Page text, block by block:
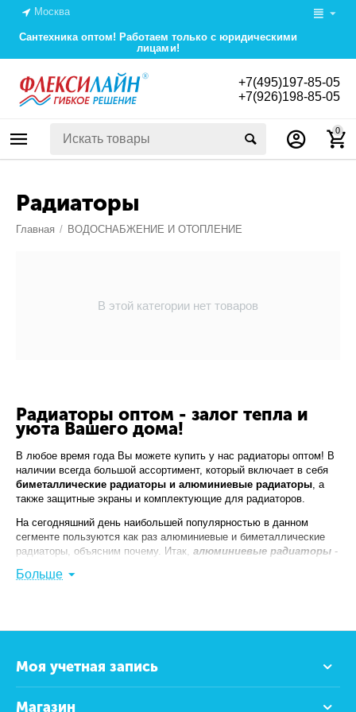
Москва
Сантехника оптом! Работаем только с юридическими
лицами!
+7(495)197-85-05
+7(926)198-85-05
0
Радиаторы
Главная / ВОДОСНАБЖЕНИЕ И ОТОПЛЕНИЕ
Радиаторы оптом - залог тепла и
уюта Вашего дома!
В любое время года Вы можете купить у нас радиаторы оптом! В
наличии всегда большой ассортимент, который включает в себя
биметаллические радиаторы и алюминиевые радиаторы, а
также защитные экраны и комплектующие для радиаторов.
На сегодняшний день наибольшей популярностью в данном
сегменте пользуются как раз алюминиевые и биметаллические
радиаторы, объясним почему. Итак,алюминиевые радиаторы -
российским схемам отопления; во-вторых, высокая теплоотдача
радиаторов - 350 или 500 мм. Ну, конечно же, легкость изделия -
Алюминиевые радиаторы представлены следующими
Больше
В этой категории нет товаров
Моя учетная запись
Магазин